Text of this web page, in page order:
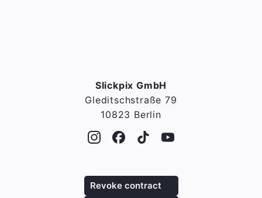
Slickpix GmbH
Gleditschstraße 79
10823 Berlin
Revoke contract